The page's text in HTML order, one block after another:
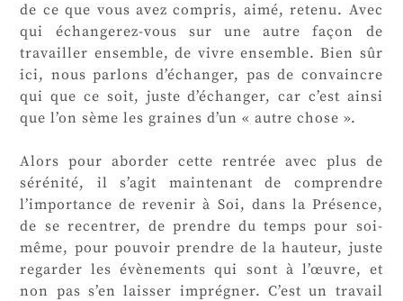
de ce que vous avez compris, aimé, retenu. Avec
qui échangerez-vous sur une autre façon de
travailler ensemble, de vivre ensemble. Bien sûr
ici, nous parlons d’échanger, pas de convaincre
qui que ce soit, juste d’échanger, car c’est ainsi
que l’on sème les graines d’un « autre chose ».
Alors pour aborder cette rentrée avec plus de
sérénité, il s’agit maintenant de comprendre
l’importance de revenir à Soi, dans la Présence,
de se recentrer, de prendre du temps pour soi-
même, pour pouvoir prendre de la hauteur, juste
regarder les évènements qui sont à l’œuvre, et
non pas s’en laisser imprégner. C’est un travail